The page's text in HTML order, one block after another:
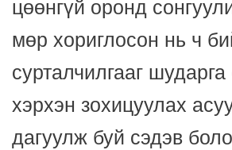
цөөнгүй оронд
мөр хориглосон нь ч
сурталчилгааг
хэрхэн зохицуулах
дагуулж буй сэдэв